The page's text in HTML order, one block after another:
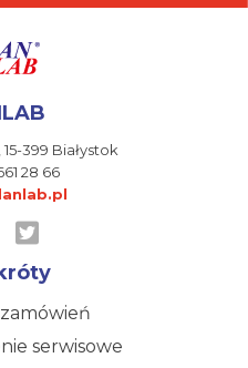
15-399 Białystok
28 66
serwisowe